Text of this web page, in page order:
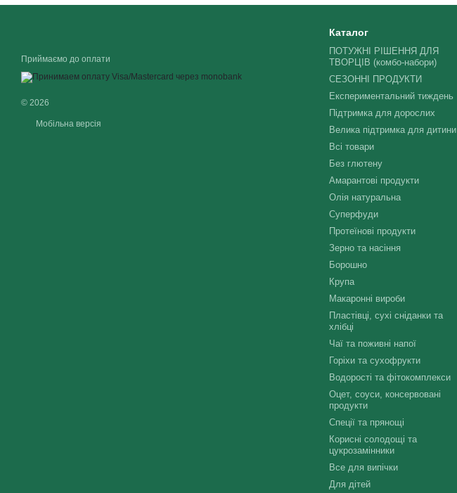
Приймаємо до оплати
© 2026
Мобільна версія
Каталог
ПОТУЖНІ РІШЕННЯ ДЛЯ
ТВОРЦІВ (комбо-набори)
СЕЗОННІ ПРОДУКТИ
Експериментальний тиждень
Підтримка для дорослих
Велика підтримка для дитини
Всі товари
Без глютену
Амарантові продукти
Олія натуральна
Суперфуди
Протеїнові продукти
Зерно та насіння
Борошно
Крупа
Макаронні вироби
Пластівці, сухі сніданки та
хлібці
Чаї та поживні напої
Горіхи та сухофрукти
Водорості та фітокомплекси
Оцет, соуси, консервовані
продукти
Спеції та прянощі
Корисні солодощі та
цукрозамінники
Все для випічки
Для дітей